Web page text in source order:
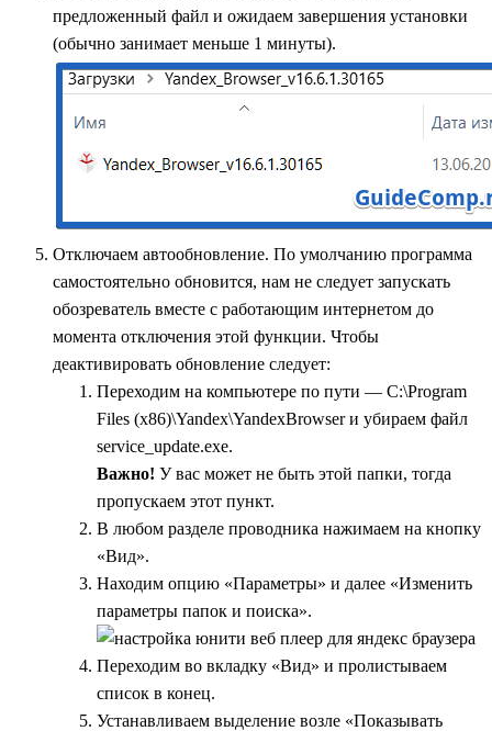
предложенный файл и ожидаем завершения установки
(обычно занимает меньше 1 минуты).
Отключаем автообновление. По умолчанию программа
самостоятельно обновится, нам не следует запускать
обозреватель вместе с работающим интернетом до
момента отключения этой функции. Чтобы
деактивировать обновление следует:
Переходим на компьютере по пути — C:\Program
Files (x86)\Yandex\YandexBrowser и убираем файл
service_update.exe.
Важно! У вас может не быть этой папки, тогда
пропускаем этот пункт.
В любом разделе проводника нажимаем на кнопку
«Вид».
Находим опцию «Параметры» и далее «Изменить
параметры папок и поиска».
Переходим во вкладку «Вид» и пролистываем
список в конец.
Устанавливаем выделение возле «Показывать